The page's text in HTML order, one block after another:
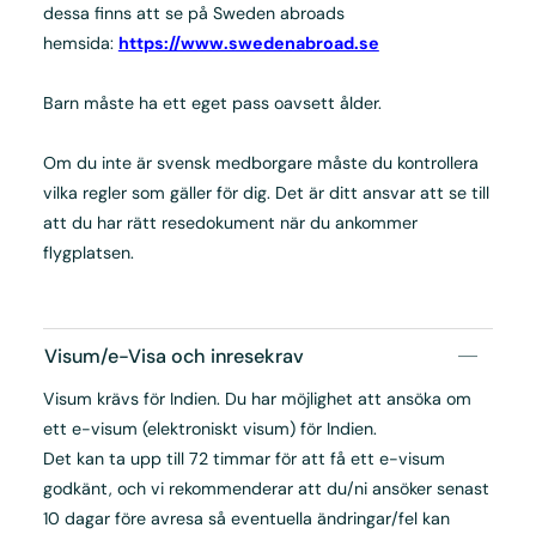
dessa finns att se på Sweden abroads
hemsida: https://www.swedenabroad.se
Barn måste ha ett eget pass oavsett ålder.
Om du inte är svensk medborgare måste du kontrollera
vilka regler som gäller för dig. Det är ditt ansvar att se till
att du har rätt resedokument när du ankommer
flygplatsen.
Visum/e-Visa och inresekrav
Visum krävs för Indien. Du har möjlighet att ansöka om
ett e-visum (elektroniskt visum) för Indien.
Det kan ta upp till 72 timmar för att få ett e-visum
godkänt, och vi rekommenderar att du/ni ansöker senast
10 dagar före avresa så eventuella ändringar/fel kan